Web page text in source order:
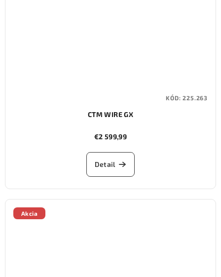
CTM WIRE GX
€2 599,99
Detail
KÓD:225.263
Akcia